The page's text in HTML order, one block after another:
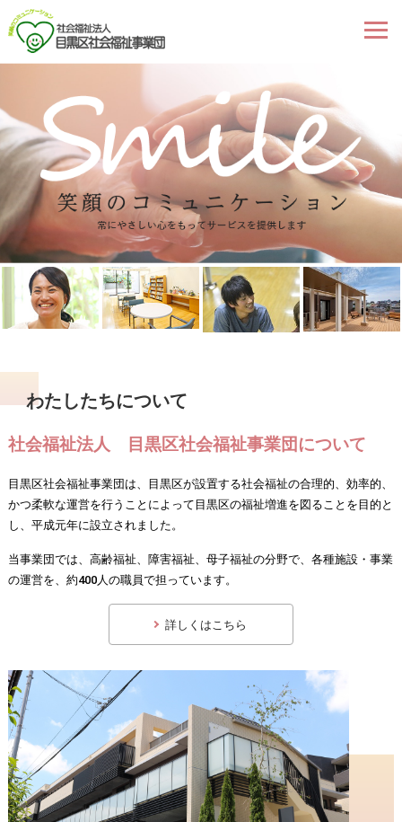
わたしたちについて
社会福祉法人 目黒区社会福祉事業団について
目黒区社会福祉事業団は、目黒区が設置する社会福祉の合理的、効率的、
かつ柔軟な運営を行うことによって目黒区の福祉増進を図ることを目的と
し、平成元年に設立されました。
当事業団では、高齢福祉、障害福祉、母子福祉の分野で、各種施設・事業
の運営を、約400人の職員で担っています。
詳しくはこちら